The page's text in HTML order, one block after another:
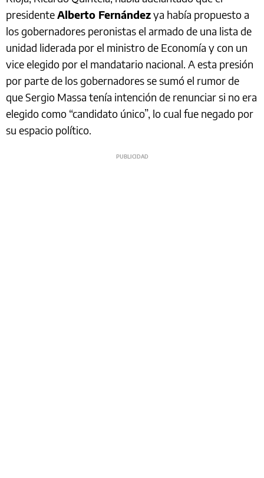
presidenteAlberto Fernándezya había propuesto a
los gobernadores peronistas el armado de una lista de
unidad liderada por el ministro de Economía y con un
vice elegido por el mandatario nacional. A esta presión
por parte de los gobernadores se sumó el rumor de
que Sergio Massa tenía intención de renunciar si no era
elegido como “candidato único”, lo cual fue negado por
su espacio político.